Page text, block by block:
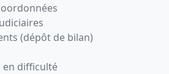
(dépôt de bilan)
en difficulté